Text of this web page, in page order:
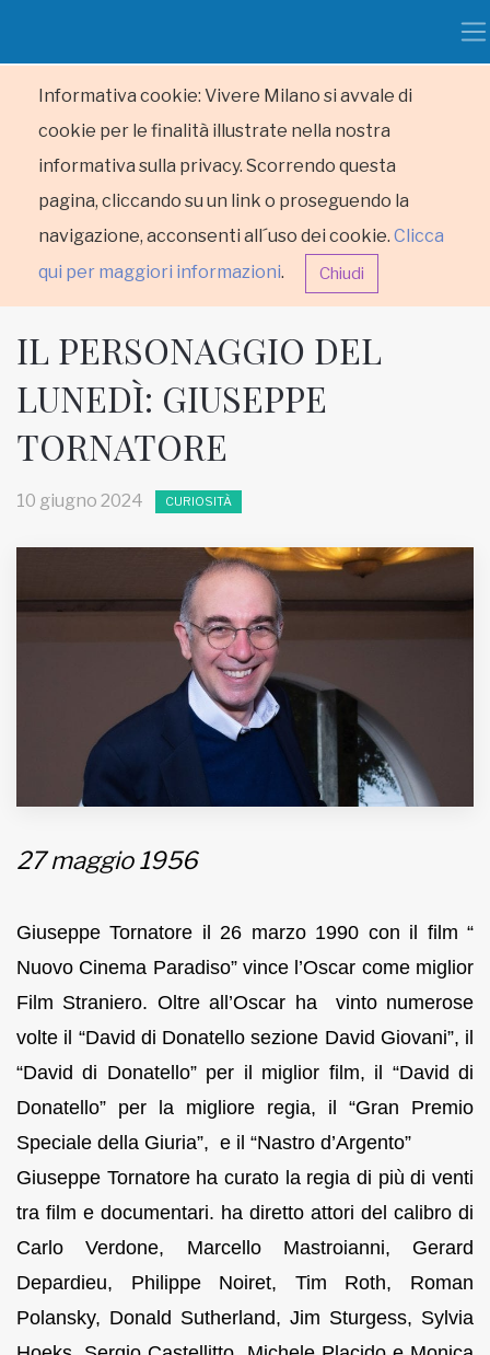
Informativa cookie: Vivere Milano si avvale di
cookie per le finalità illustrate nella nostra
informativa sulla privacy. Scorrendo questa
pagina, cliccando su un link o proseguendo la
navigazione, acconsenti all´uso dei cookie. Clicca
qui per maggiori informazioni. Chiudi
HOME
Inviateci le vostre segnalazioni
Iscriviti alla newsletter
www.viveremilano.info
Fondato e diretto da Enzo De
EDB edizioni - Via Brivio angolo C.
Informativa sulla privacy
IL PERSONAGGIO DEL
LUNEDÌ: GIUSEPPE
TORNATORE
10 giugno 2024 CURIOSITÀ
27 maggio 1956
Giuseppe Tornatore il 26 marzo 1990 con il film “
Nuovo Cinema Paradiso” vince l’Oscar come miglior
Film Straniero. Oltre all’Oscar ha vinto numerose
volte il “David di Donatello sezione David Giovani”, il
“David di Donatello” per il miglior film, il “David di
Donatello” per la migliore regia, il “Gran Premio
Speciale della Giuria”, e il “Nastro d’Argento”
Giuseppe Tornatore ha curato la regia di più di venti
tra film e documentari. ha diretto attori del calibro di
Carlo Verdone, Marcello Mastroianni, Gerard
Depardieu, Philippe Noiret, Tim Roth, Roman
Polansky, Donald Sutherland, Jim Sturgess, Sylvia